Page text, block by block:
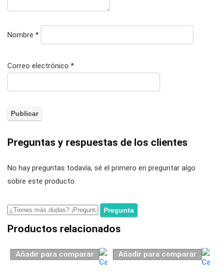
Nombre *
Correo electrónico *
Preguntas y respuestas de los clientes
No hay preguntas todavía, sé el primero en preguntar algo
sobre este producto.
Productos relacionados
Añadir para comparar Añadir para comparar